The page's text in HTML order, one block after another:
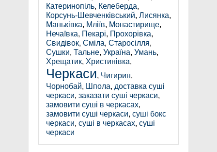
Катеринопіль, Келеберда,
Корсунь-Шевченківський, Лисянка,
Маньківка, Мліїв, Монастирище,
Нечаївка, Пекарі, Прохорівка,
Свидівок, Сміла, Старосілля,
Сушки, Тальне, Україна, Умань,
Хрещатик, Христинівка,
Черкаси, Чигирин,
Чорнобай, Шпола, доставка суші
черкаси, заказати суші черкаси,
замовити суші в черкасах,
замовити суші черкаси, суші бокс
черкаси, суші в черкасах, суші
черкаси